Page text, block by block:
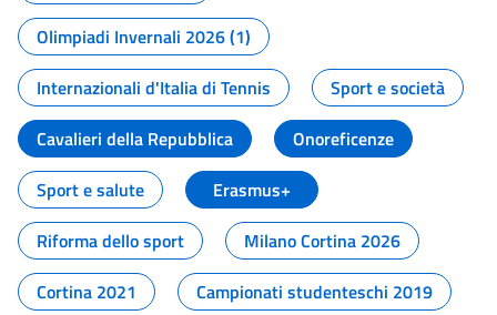
Olimpiadi Invernali 2026 (1)
Internazionali d'Italia di Tennis
Sport e società
Cavalieri della Repubblica
Onoreficenze
Sport e salute
Erasmus+
Riforma dello sport
Milano Cortina 2026
Cortina 2021
Campionati studenteschi 2019